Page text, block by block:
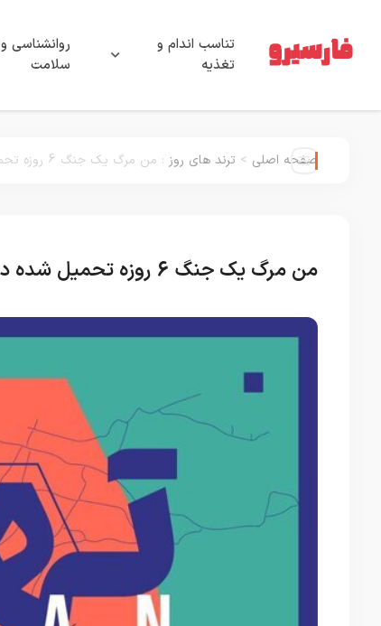
تناسب اندام و
تغذیه
روانشناسی و
سلامت
صفحه اصلی > ترند های روز : من مرگ یک جنگ 6 روزه تحمیل شده در تهران را به یاد می آورم
من مرگ یک جنگ 6 روزه تحمیل شده در تهران را به یاد می آورم